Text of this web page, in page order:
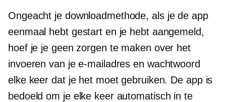
Ongeacht je downloadmethode, als je de app
eenmaal hebt gestart en je hebt aangemeld,
hoef je je geen zorgen te maken over het
invoeren van je e-mailadres en wachtwoord
elke keer dat je het moet gebruiken. De app is
bedoeld om je elke keer automatisch in te